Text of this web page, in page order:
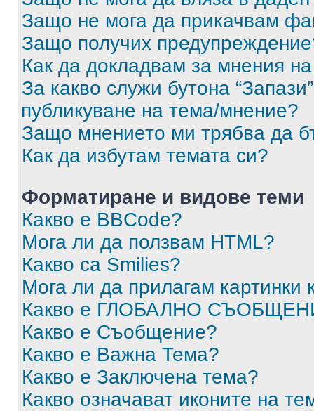
Защо не мога да прикачвам
Защо получих
Как да докладвам за мнения
За какво служи бутона
публикуване на тема/мнение?
Защо мнението ми трябва да
Как да избутам темата си?
Форматиране и видове теми
Какво е BBCode?
Мога ли да ползвам HTML?
Какво са Smilies?
Мога ли да прилагам
Какво е ГЛОБАЛНО
Какво е Съобщение?
Какво е Важна Тема?
Какво е Заключена тема?
Какво означават иконите на